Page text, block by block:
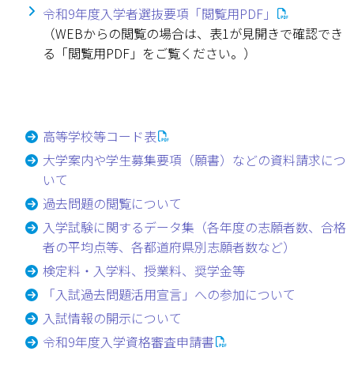
令和9年度入学者選抜要項「閲覧用PDF」
（WEBからの閲覧の場合は、表1が見開きで確認でき
る「閲覧用PDF」をご覧ください。）
高等学校等コード表
大学案内や学生募集要項（願書）などの資料請求につ
いて
過去問題の閲覧について
入学試験に関するデータ集（各年度の志願者数、合格
者の平均点等、各都道府県別志願者数など）
検定料・入学料、授業料、奨学金等
「入試過去問題活用宣言」への参加について
入試情報の開示について
令和9年度入学資格審査申請書